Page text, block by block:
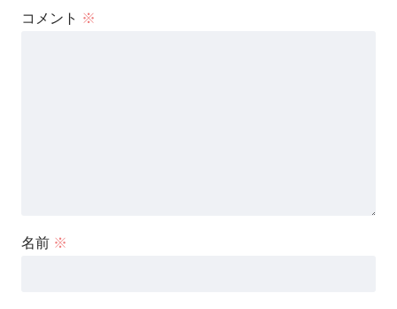
コメント ※
名前 ※